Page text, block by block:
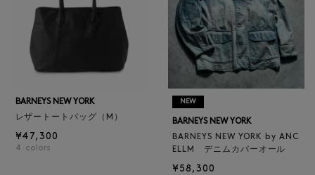
BARNEYS NEW YORK
レザートートバッグ（M）
¥47,300
4 colors
NEW
BARNEYS NEW YORK
BARNEYS NEW YORK by ANC
ELLM デニムカバーオール
¥58,300